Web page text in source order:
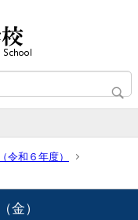
令和６年度）
金）